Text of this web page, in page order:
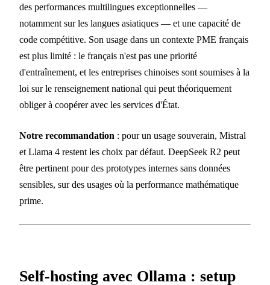
des performances multilingues exceptionnelles —
notamment sur les langues asiatiques — et une capacité de
code compétitive. Son usage dans un contexte PME français
est plus limité : le français n'est pas une priorité
d'entraînement, et les entreprises chinoises sont soumises à la
loi sur le renseignement national qui peut théoriquement
obliger à coopérer avec les services d'État.
Notre recommandation : pour un usage souverain, Mistral
et Llama 4 restent les choix par défaut. DeepSeek R2 peut
être pertinent pour des prototypes internes sans données
sensibles, sur des usages où la performance mathématique
prime.
Self-hosting avec Ollama : setup